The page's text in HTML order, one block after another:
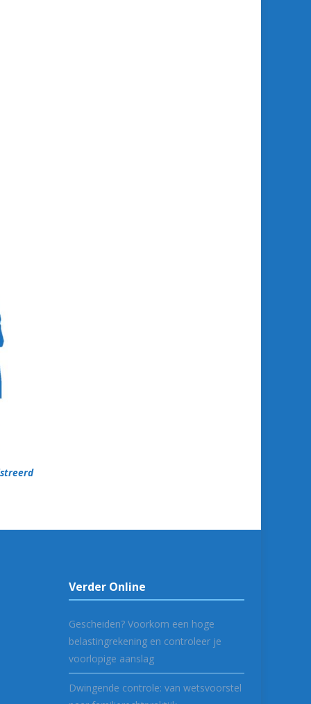
Verder Online
Gescheiden? Voorkom een hoge
belastingrekening en controleer je
voorlopige aanslag
Dwingende controle: van wetsvoorstel